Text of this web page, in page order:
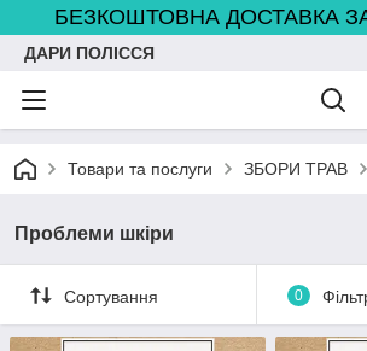
БЕЗКОШТОВНА ДОСТАВКА
ДАРИ ПОЛІССЯ
Товари та послуги ЗБОРИ ТРАВ
Проблеми шкіри
Сортування 0